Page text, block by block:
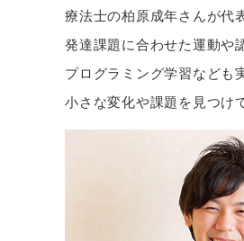
療法士の柏原成年さんが代
発達課題に合わせた運動や
プログラミング学習なども
小さな変化や課題を見つけ